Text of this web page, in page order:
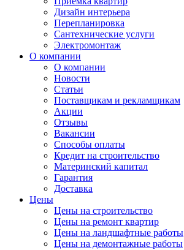
Дизайн интерьера
Перепланировка
Сантехнические услуги
Электромонтаж
О компании
О компании
Новости
Статьи
Поставщикам и рекламщикам
Акции
Отзывы
Вакансии
Способы оплаты
Кредит на строительство
Материнский капитал
Гарантия
Доставка
Цены
Цены на строительство
Цены на ремонт квартир
Цены на ландшафтные работы
Цены на демонтажные работы